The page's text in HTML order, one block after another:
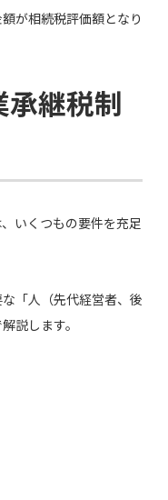
が相続税評価額となり
承継税制
いくつもの要件を充足
「人（先代経営者、後
説します。